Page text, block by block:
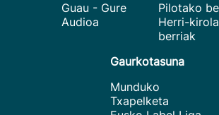
Guau - Gure
Audioa
Pilotako
Herri-
berriak
Gaurkotasuna
Munduko
Txapelketa